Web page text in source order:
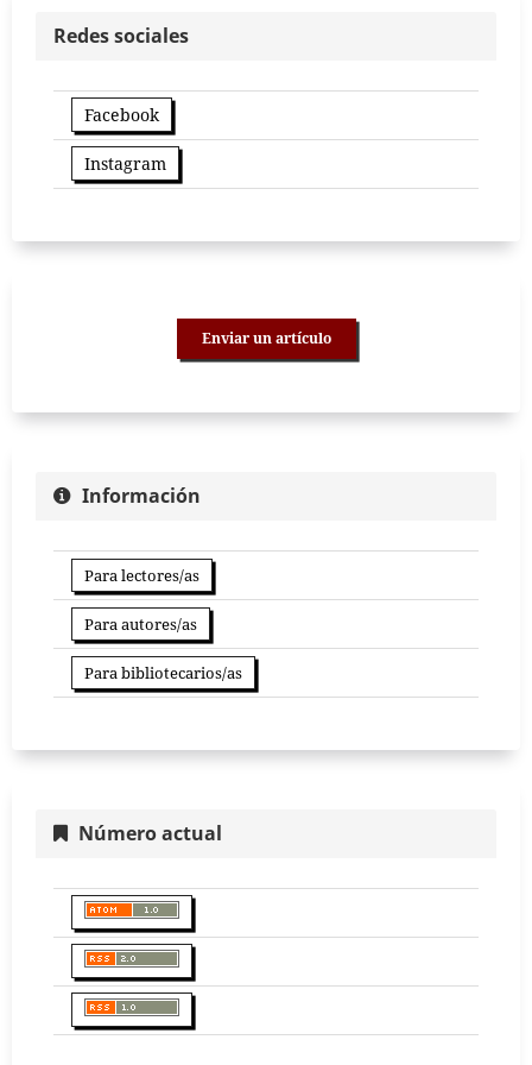
Redes sociales
Facebook
Instagram
Enviar un artículo
Información
Para lectores/as
Para autores/as
Para bibliotecarios/as
Número actual